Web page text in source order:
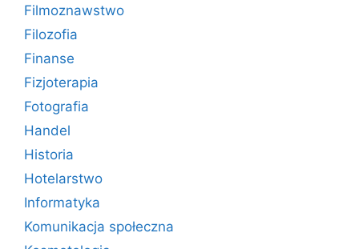
Filmoznawstwo
Filozofia
Finanse
Fizjoterapia
Fotografia
Handel
Historia
Hotelarstwo
Informatyka
Komunikacja społeczna